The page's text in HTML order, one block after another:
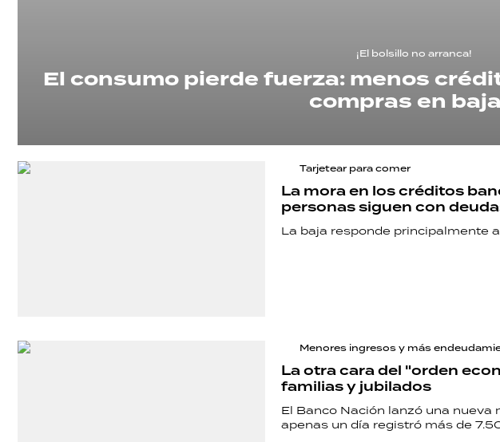
¡El bolsillo no arranca!
El consumo pierde fuerza: menos
compras en baja
Tarjetear para comer
La mora en los créditos
personas siguen con
La baja responde principalmente
Menores ingresos y más
La otra cara del "orden
familias y jubilados
El Banco Nación lanzó una
apenas un día registró más de